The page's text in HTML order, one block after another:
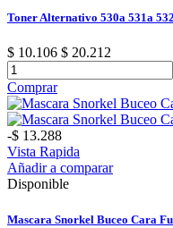
Toner Alternativo 530a 531a
$ 10.106 $ 20.212
Comprar
-$ 13.288
Vista Rapida
Añadir a comparar
Disponible
Mascara Snorkel Buceo Cara